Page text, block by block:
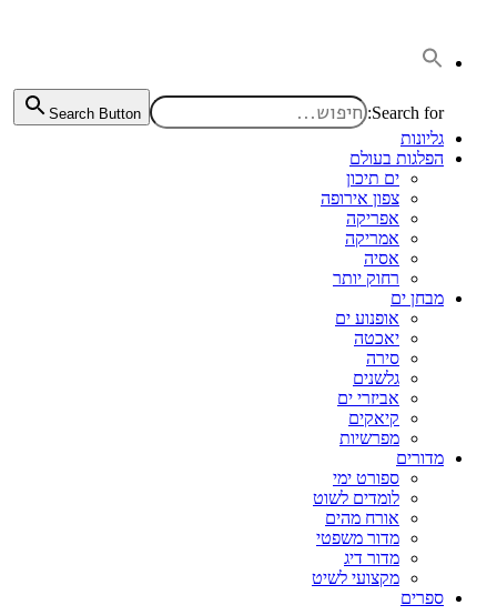
Search for:
Search Button
גליונות
הפלגות בעולם
ים תיכון
צפון אירופה
אפריקה
אמריקה
אסיה
רחוק יותר
מבחן ים
אופנוע ים
יאכטה
סירה
גלשנים
אביזרי ים
קיאקים
מפרשיות
מדורים
ספורט ימי
לומדים לשוט
אורח מהים
מדור משפטי
מדור דיג
מקצועי לשיט
ספרים